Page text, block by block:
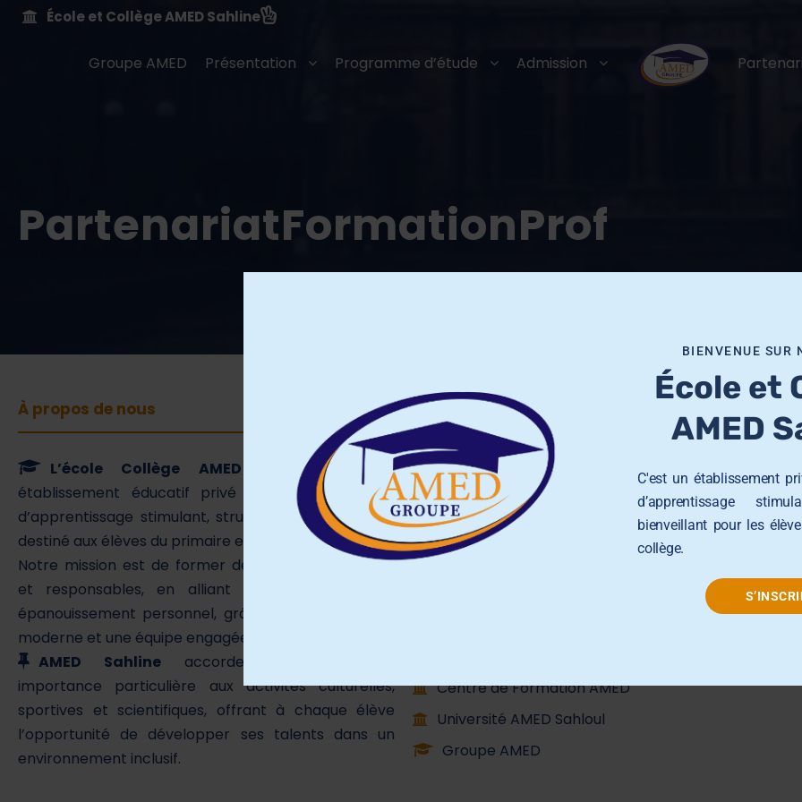
École et Collège AMED Sahline
Groupe AMED Présentation Programme d’étude Admission
PartenariatFormationProf
À propos de nous
L’école Collège AMED Sahline est un
établissement éducatif privé qui offre un cadre
d’apprentissage stimulant, structuré et bienveillant,
destiné aux élèves du primaire et du collège.
Notre mission est de former des élèves autonomes
et responsables, en alliant réussite scolaire et
épanouissement personnel, grâce à une pédagogie
moderne et une équipe engagée.
AMED Sahline accorde également une
importance particulière aux activités culturelles,
sportives et scientifiques, offrant à chaque élève
l’opportunité de développer ses talents dans un
environnement inclusif.
Groupe AMED
École Primaire AMED Sahloul
École et Collège AMED Beni Hassen
École et Collège AMED Sahline
Lycée AMED Sahloul
Centre de Formation AMED
Université AMED Sahloul
Groupe AMED
BIENVENUE SUR
École et
AMED
C'est un établissement
d’apprentissage
bienveillant pour les
collège.